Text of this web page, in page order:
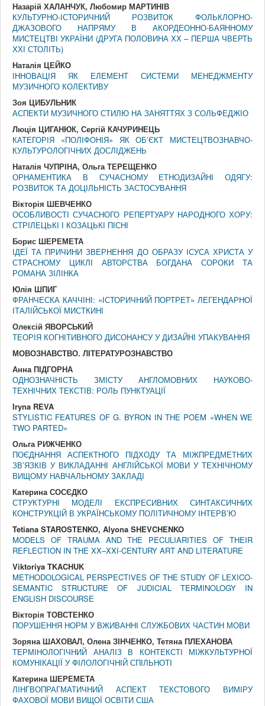
Назарій ХАЛАНЧУК, Любомир МАРТИНІВ
КУЛЬТУРНО-ІСТОРИЧНИЙ РОЗВИТОК ФОЛЬКЛОРНО-
ДЖАЗОВОГО НАПРЯМУ В АКОРДЕОННО-БАЯННОМУ
МИСТЕЦТВІ УКРАЇНИ (ДРУГА ПОЛОВИНА ХХ – ПЕРША ЧВЕРТЬ
ХХІ СТОЛІТЬ)
Наталія ЦЕЙКО
ІННОВАЦІЯ ЯК ЕЛЕМЕНТ СИСТЕМИ МЕНЕДЖМЕНТУ
МУЗИЧНОГО КОЛЕКТИВУ
Зоя ЦИБУЛЬНИК
АСПЕКТИ МУЗИЧНОГО СТИЛЮ НА ЗАНЯТТЯХ З СОЛЬФЕДЖІО
Люція ЦИГАНЮК, Сергій КАЧУРИНЕЦЬ
КАТЕГОРІЯ «ПОЛІФОНІЯ» ЯК ОБ’ЄКТ МИСТЕЦТВОЗНАВЧО-
КУЛЬТУРОЛОГІЧНИХ ДОСЛІДЖЕНЬ
Наталія ЧУПРІНА, Ольга ТЕРЕЩЕНКО
ОРНАМЕНТИКА В СУЧАСНОМУ ЕТНОДИЗАЙНІ ОДЯГУ:
РОЗВИТОК ТА ДОЦІЛЬНІСТЬ ЗАСТОСУВАННЯ
Вікторія ШЕВЧЕНКО
ОСОБЛИВОСТІ СУЧАСНОГО РЕПЕРТУАРУ НАРОДНОГО ХОРУ:
СТРІЛЕЦЬКІ І КОЗАЦЬКІ ПІСНІ
Борис ШЕРЕМЕТА
ІДЕЇ ТА ПРИЧИНИ ЗВЕРНЕННЯ ДО ОБРАЗУ ІСУСА ХРИСТА У
СТРАСНОМУ ЦИКЛІ АВТОРСТВА БОГДАНА СОРОКИ ТА
РОМАНА ЗІЛІНКА
Юлія ШПИГ
ФРАНЧЕСКА КАЧЧІНІ: «ІСТОРИЧНИЙ ПОРТРЕТ» ЛЕГЕНДАРНОЇ
ІТАЛІЙСЬКОЇ МИСТКИНІ
Олексій ЯВОРСЬКИЙ
ТЕОРІЯ КОГНІТИВНОГО ДИСОНАНСУ У ДИЗАЙНІ УПАКУВАННЯ
МОВОЗНАВСТВО. ЛIТЕРАТУРОЗНАВСТВО
Анна ПІДГОРНА
ОДНОЗНАЧНІСТЬ ЗМІСТУ АНГЛОМОВНИХ НАУКОВО-
ТЕХНІЧНИХ ТЕКСТІВ: РОЛЬ ПУНКТУАЦІЇ
Iryna REVA
STYLISTIC FEATURES OF G. BYRON IN THE POEM «WHEN WE
TWO PARTED»
Ольга РИЖЧЕНКО
ПОЄДНАННЯ АСПЕКТНОГО ПІДХОДУ ТА МІЖПРЕДМЕТНИХ
ЗВ’ЯЗКІВ У ВИКЛАДАННІ АНГЛІЙСЬКОЇ МОВИ У ТЕХНІЧНОМУ
ВИЩОМУ НАВЧАЛЬНОМУ ЗАКЛАДІ
Катерина СОСЄДКО
СТРУКТУРНІ МОДЕЛІ ЕКСПРЕСИВНИХ СИНТАКСИЧНИХ
КОНСТРУКЦІЙ В УКРАЇНСЬКОМУ ПОЛІТИЧНОМУ ІНТЕРВ’Ю
Tetiana STAROSTENKO, Alyona SHEVCHENKO
MODELS OF TRAUMA AND THE PECULIARITIES OF THEIR
REFLECTION IN THE XX–XXI-CENTURY ART AND LITERATURE
Viktoriya TKACHUK
METHODOLOGICAL PERSPECTIVES OF THE STUDY OF LEXICO-
SEMANTIC STRUCTURE OF JUDICIAL TERMINOLOGY IN
ENGLISH DISCOURSE
Вікторія ТОВСТЕНКО
ПОРУШЕННЯ НОРМ У ВЖИВАННІ СЛУЖБОВИХ ЧАСТИН МОВИ
Зоряна ШАХОВАЛ, Олена ЗІНЧЕНКО, Тетяна ПЛЕХАНОВА
ТЕРМІНОЛОГІЧНИЙ АНАЛІЗ В КОНТЕКСТІ МІЖКУЛЬТУРНОЇ
КОМУНІКАЦІЇ У ФІЛОЛОГІЧНІЙ СПІЛЬНОТІ
Катерина ШЕРЕМЕТА
ЛІНГВОПРАГМАТИЧНИЙ АСПЕКТ ТЕКСТОВОГО ВИМІРУ
ФАХОВОЇ МОВИ ВИЩОЇ ОСВІТИ США